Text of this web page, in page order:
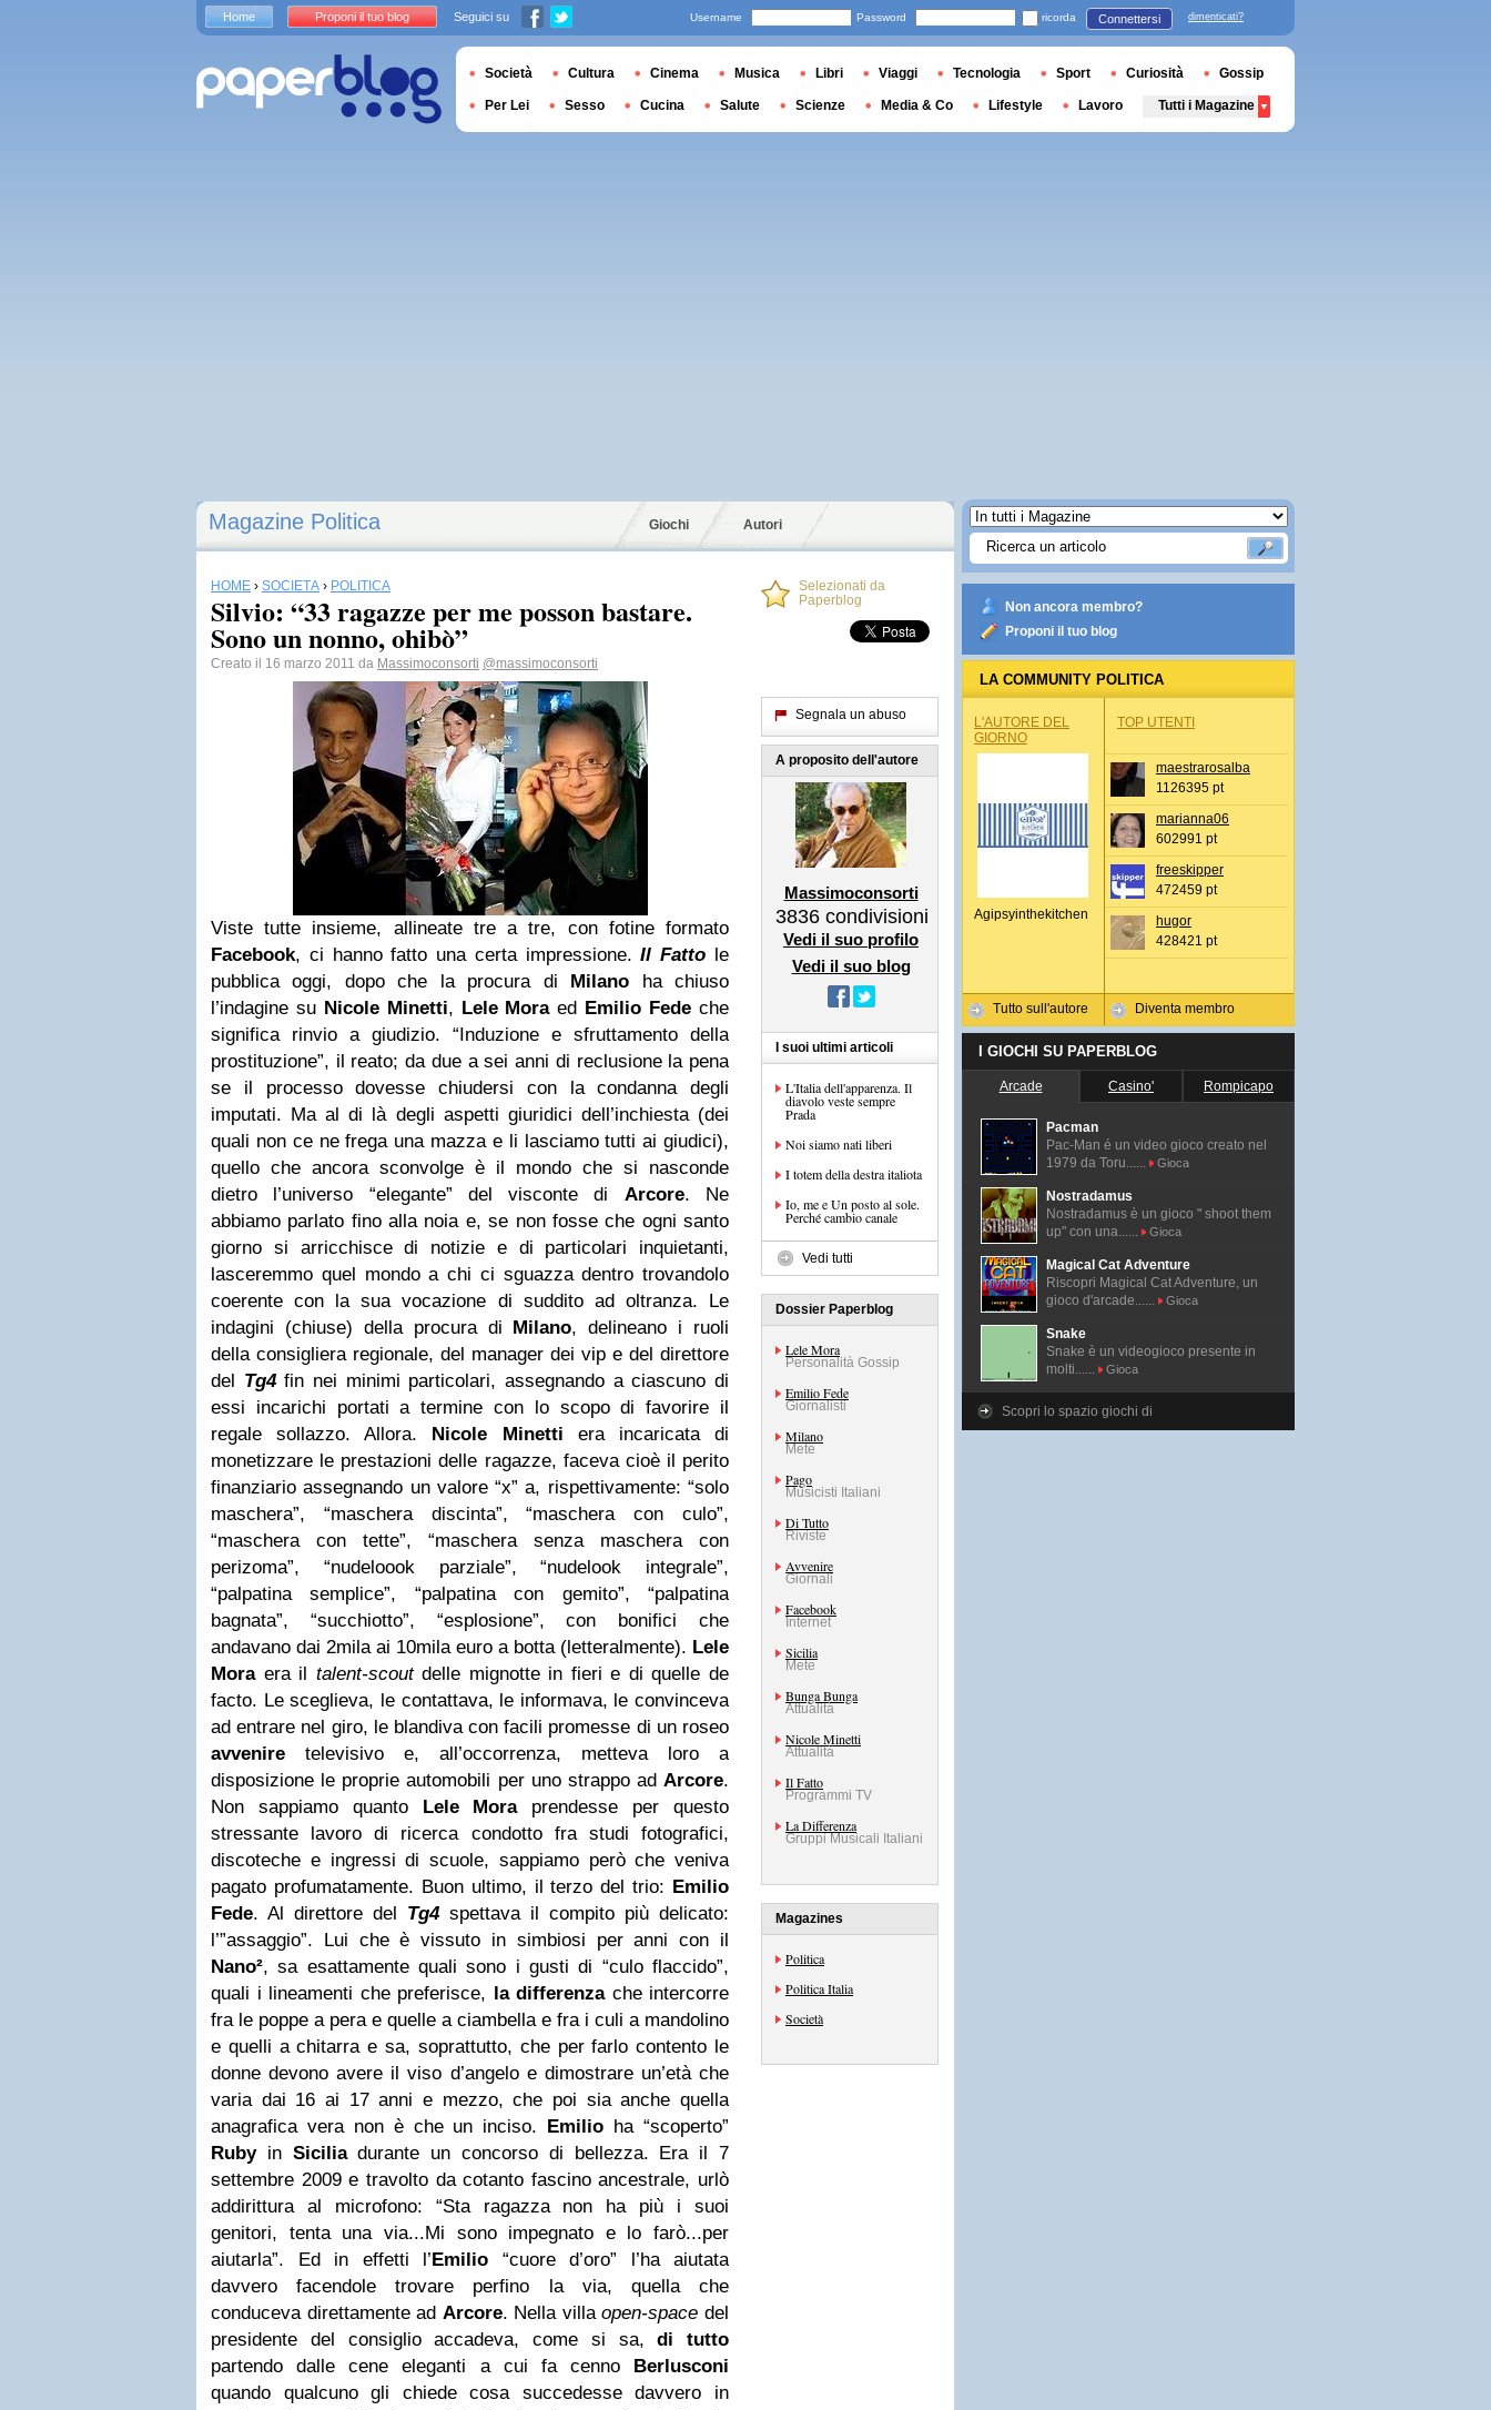
Magazine Politica Giochi Autori
HOME › SOCIETÀ › POLITICA
Silvio: “33 ragazze per me posson bastare.
Sono un nonno, ohibò”
Creato il 16 marzo 2011 da Massimoconsorti @massimoconsorti
Viste tutte insieme, allineate tre a tre, con fotine formato
Facebook, ci hanno fatto una certa impressione.Il Fatto le
pubblica oggi, dopo che la procura di Milano
ha chiuso
l’indagine su Nicole Minetti, Lele Moraed Emilio Fede che
significa rinvio a giudizio. “Induzione e sfruttamento della
prostituzione”, il reato; da due a sei anni di reclusione la pena
se il processo dovesse chiudersi con la condanna degli
imputati. Ma al di là degli aspetti giuridici dell’inchiesta (dei
quali non ce ne frega una mazza e li lasciamo tutti ai giudici),
quello che ancora sconvolge è il mondo che si nasconde
dietro l’universo “elegante” del visconte di Arcore. Ne
abbiamo parlato fino alla noia e, se non fosse che ogni santo
giorno si arricchisce di notizie e di particolari inquietanti,
lasceremmo quel mondo a chi ci sguazza dentro trovandolo
coerente con la sua vocazione di suddito ad oltranza. Le
indagini (chiuse) della procura di Milano, delineano i ruoli
della consigliera regionale, del manager dei vip e del direttore
del Tg4fin nei minimi particolari, assegnando a ciascuno di
essi incarichi portati a termine con lo scopo di favorire il
regale sollazzo. Allora. Nicole Minetti
era incaricata di
monetizzare le prestazioni delle ragazze, faceva cioè il perito
finanziario assegnando un valore “x” a, rispettivamente: “solo
maschera”, “maschera discinta”, “maschera con culo”,
“maschera con tette”, “maschera senza maschera con
perizoma”, “nudeloook parziale”, “nudelook integrale”,
“palpatina semplice”, “palpatina con gemito”, “palpatina
bagnata”, “succhiotto”, “esplosione”, con bonifici che
andavano dai 2mila ai 10mila euro a botta (letteralmente). Lele
Moraera il talent-scoutdelle mignotte in fieri e di quelle de
facto. Le sceglieva, le contattava, le informava, le convinceva
ad entrare nel giro, le blandiva con facili promesse di un roseo
avvenire televisivo e, all’occorrenza, metteva loro a
disposizione le proprie automobili per uno strappo ad Arcore.
Non sappiamo quanto Lele Moraprendesse per questo
stressante lavoro di ricerca condotto fra studi fotografici,
discoteche e ingressi di scuole, sappiamo però che veniva
pagato profumatamente. Buon ultimo, il terzo del trio: Emilio
Fede. Al direttore del Tg4 spettava il compito più delicato:
l’”assaggio”. Lui che è vissuto in simbiosi per anni con il
Nano², sa esattamente quali sono i gusti di “culo flaccido”,
quali i lineamenti che preferisce, la differenzache intercorre
fra le poppe a pera e quelle a ciambella e fra i culi a mandolino
e quelli a chitarra e sa, soprattutto, che per farlo contento le
donne devono avere il viso d’angelo e dimostrare un’età che
varia dai 16 ai 17 anni e mezzo, che poi sia anche quella
anagrafica vera non è che un inciso. Emilio ha “scoperto”
Rubyin Sicilia durante un concorso di bellezza. Era il 7
settembre 2009 e travolto da cotanto fascino ancestrale, urlò
addirittura al microfono: “Sta ragazza non ha più i suoi
genitori, tenta una via...Mi sono impegnato e lo farò...per
aiutarla”. Ed in effetti l’Emilio “cuore d’oro” l’ha aiutata
davvero facendole trovare perfino la via, quella che
conduceva direttamente ad Arcore. Nella villaopen-space del
presidente del consiglio accadeva, come si sa,di tutto
partendo dalle cene eleganti a cui fa cenno Berlusconi
quando qualcuno gli chiede cosa succedesse davvero in
Selezionati da
Paperblog
Segnala un abuso
A proposito dell'autore
Massimoconsorti
3836 condivisioni
Vedi il suo profilo
Vedi il suo blog
I suoi ultimi articoli
L'Italia dell'apparenza. Il
diavolo veste sempre
Prada
Noi siamo nati liberi
I totem della destra italiota
Io, me e Un posto al sole.
Perché cambio canale
Vedi tutti
Dossier Paperblog
Lele Mora
Personalità Gossip
Emilio Fede
Giornalisti
Milano
Mete
Pago
Musicisti Italiani
Di Tutto
Riviste
Avvenire
Giornali
Facebook
Internet
Sicilia
Mete
Bunga Bunga
Attualità
Nicole Minetti
Attualità
Il Fatto
Programmi TV
La Differenza
Gruppi Musicali Italiani
Magazines
Politica
Politica Italia
Società
Non ancora membro?
Proponi il tuo blog
LA COMMUNITY POLITICA
L'AUTORE DEL
GIORNO
Agipsyinthekitchen
Tutto sull'autore
TOP UTENTI
maestrarosalba
1126395 pt
marianna06
602991 pt
freeskipper
472459 pt
hugor
428421 pt
Diventa membro
I GIOCHI SU PAPERBLOG
Arcade Casino' Rompicapo
Pacman
Pac-Man é un video gioco creato nel
1979 da Toru......
Gioca
Nostradamus
Nostradamus è un gioco " shoot them
up" con una......
Gioca
Magical Cat Adventure
Riscopri Magical Cat Adventure, un
gioco d'arcade......
Gioca
Snake
Snake è un videogioco presente in
molti......
Gioca
Scopri lo spazio giochi di
Home Proponi il tuo blog Seguici su Username Password ricorda Connettersi dimenticati?
Società Cultura Cinema Musica Libri Viaggi Tecnologia Sport Curiosità Gossip
Per Lei Sesso Cucina Salute Scienze Media & Co Lifestyle Lavoro Tutti i Magazine